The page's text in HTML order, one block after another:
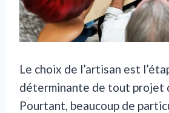
Le choix de l’artisan est
déterminante de tout projet
Pourtant, beaucoup de